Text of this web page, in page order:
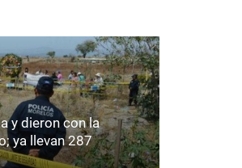
y dieron con la
ya llevan 287